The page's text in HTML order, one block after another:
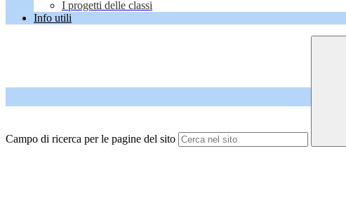
I progetti delle classi
Info utili
Campo di ricerca per le pagine del sito